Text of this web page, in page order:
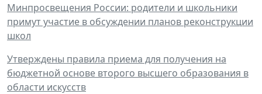
Минпросвещения России: родители и школьники
примут участие в обсуждении планов реконструкции
школ
Утверждены правила приема для получения на
бюджетной основе второго высшего образования в
области искусств